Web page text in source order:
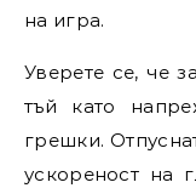
на игра.
Уверете се, че
тъй като
грешки.
ускореност на